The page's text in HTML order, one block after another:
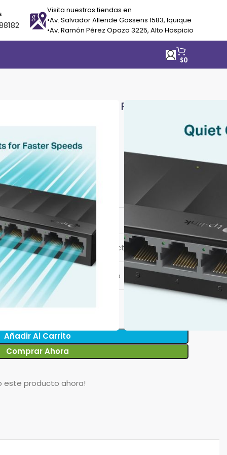
Visita nuestras tiendas en
•Av. Salvador Allende Gossens 1583, Iquique
•Av. Ramón Pérez Opazo 3225, Alto Hospicio
$0
Ethernet De Red Rj45 Tp-Link
electrónica $
- Transferencia bancaria directa $21.850
Normal Todo Método de Pago 23.000
Añadir Al Carrito
Comprar Ahora
este producto ahora!